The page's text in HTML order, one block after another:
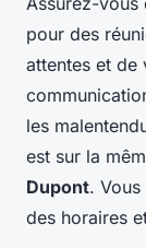
pour des
attentes et de
les
est sur la
Dupont.
des horaires